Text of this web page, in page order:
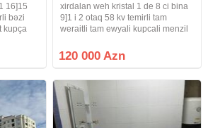
16]15
bəzi
kupça
xirdalan weh kristal 1 de 8 ci bina
9]1 i 2 otaq 58 kv temirli tam
weraitli tam ewyali kupcali menzil
120 000 Azn